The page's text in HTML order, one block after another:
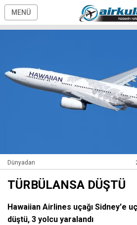
MENÜ
Dünyadan
TÜRBÜLANSA DÜŞTÜ
Hawaiian Airlines uçağı Sidney'e
düştü, 3 yolcu yaralandı